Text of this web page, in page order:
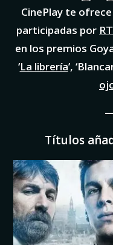
CinePlay te
participadas por
en los premios
‘La librería’,
Títulos